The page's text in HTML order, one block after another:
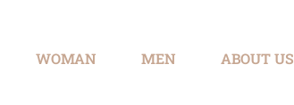
WOMAN MEN ABOUT US